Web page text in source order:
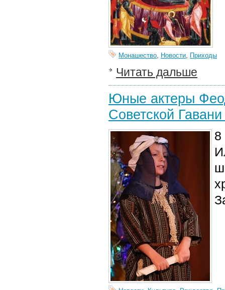
Монашество, Новости, Приходы
Читать дальше
Юные актеры
Советской
8